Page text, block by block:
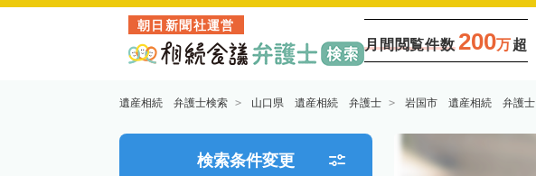
朝日新聞社運営
月間閲覧件数 200万超
遺産相続 弁護士検索 山口県 遺産相続 弁護士 岩国市 遺産相続 弁護士
検索条件変更